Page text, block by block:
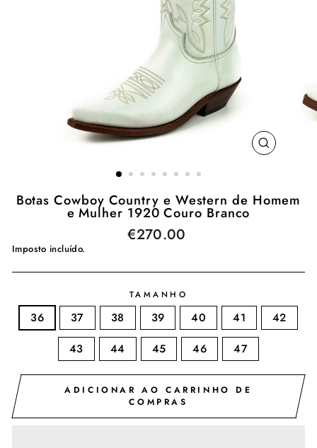
Botas Cowboy Country e Western de Homem
e Mulher 1920 Couro Branco
Preço
normal
€270.00
Imposto incluído.
TAMANHO
36 37 38 39 40 41
42
43
44 45 46 47
ADICIONAR AO CARRINHO DE
COMPRAS